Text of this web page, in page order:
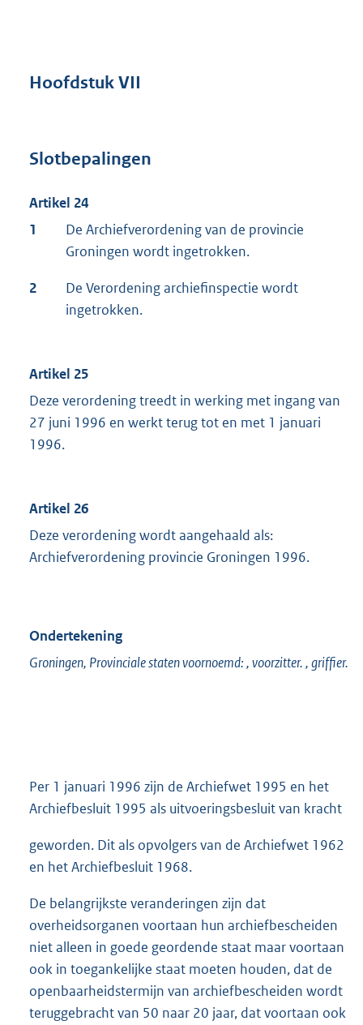
Hoofdstuk VII
Slotbepalingen
Artikel 24
1
De Archiefverordening van de provincie
Groningen wordt ingetrokken.
2
De Verordening archiefinspectie wordt
ingetrokken.
Artikel 25
Deze verordening treedt in werking met ingang van
27 juni 1996 en werkt terug tot en met 1 januari
1996.
Artikel 26
Deze verordening wordt aangehaald als:
Archiefverordening provincie Groningen 1996.
Ondertekening
Groningen, Provinciale staten voornoemd: , voorzitter. , griffier.
Per 1 januari 1996 zijn de Archiefwet 1995 en het
Archiefbesluit 1995 als uitvoeringsbesluit van kracht
geworden. Dit als opvolgers van de Archiefwet 1962
en het Archiefbesluit 1968.
De belangrijkste veranderingen zijn dat
overheidsorganen voortaan hun archiefbescheiden
niet alleen in goede geordende staat maar voortaan
ook in toegankelijke staat moeten houden, dat de
openbaarheidstermijn van archiefbescheiden wordt
teruggebracht van 50 naar 20 jaar, dat voortaan ook